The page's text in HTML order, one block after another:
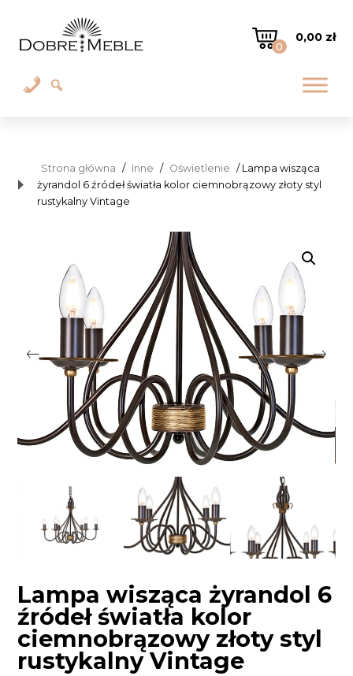
0
0,00 zł
Strona główna / Inne / Oświetlenie / Lampa wisząca
żyrandol 6 źródeł światła kolor ciemnobrązowy złoty styl
rustykalny Vintage
Lampa wisząca żyrandol 6
źródeł światła kolor
ciemnobrązowy złoty styl
rustykalny Vintage